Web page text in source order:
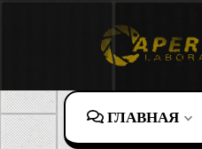
ГЛАВНАЯ